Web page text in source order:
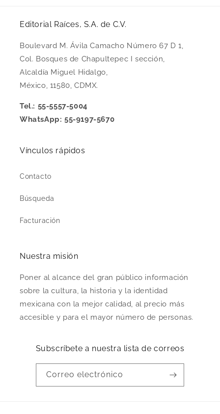
Editorial Raíces, S.A. de C.V.
Boulevard M. Ávila Camacho Número 67 D 1,
Col. Bosques de Chapultepec I sección,
Alcaldía Miguel Hidalgo,
México, 11580, CDMX.
Tel.: 55-5557-5004
WhatsApp: 55-9197-5670
Vínculos rápidos
Contacto
Búsqueda
Facturación
Nuestra misión
Poner al alcance del gran público información
sobre la cultura, la historia y la identidad
mexicana con la mejor calidad, al precio más
accesible y para el mayor número de personas.
Subscríbete a nuestra lista de correos
Correo electrónico